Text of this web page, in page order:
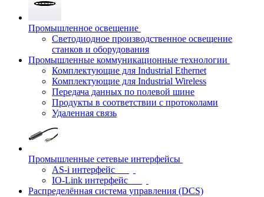
Промышленное освещение
Светодиодное производственное освещение
станков и оборудования
Промышленные коммуникационные технологии
Комплектующие для Industrial Ethernet
Комплектующие для Industrial Wireless
Передача данных по полевой шине
Продукты в соответствии с протоколами
Удаленная связь
Промышленные сетевые интерфейсы
AS-i интерфейс
IO-Link интерфейс
Распределённая система управления (DCS)